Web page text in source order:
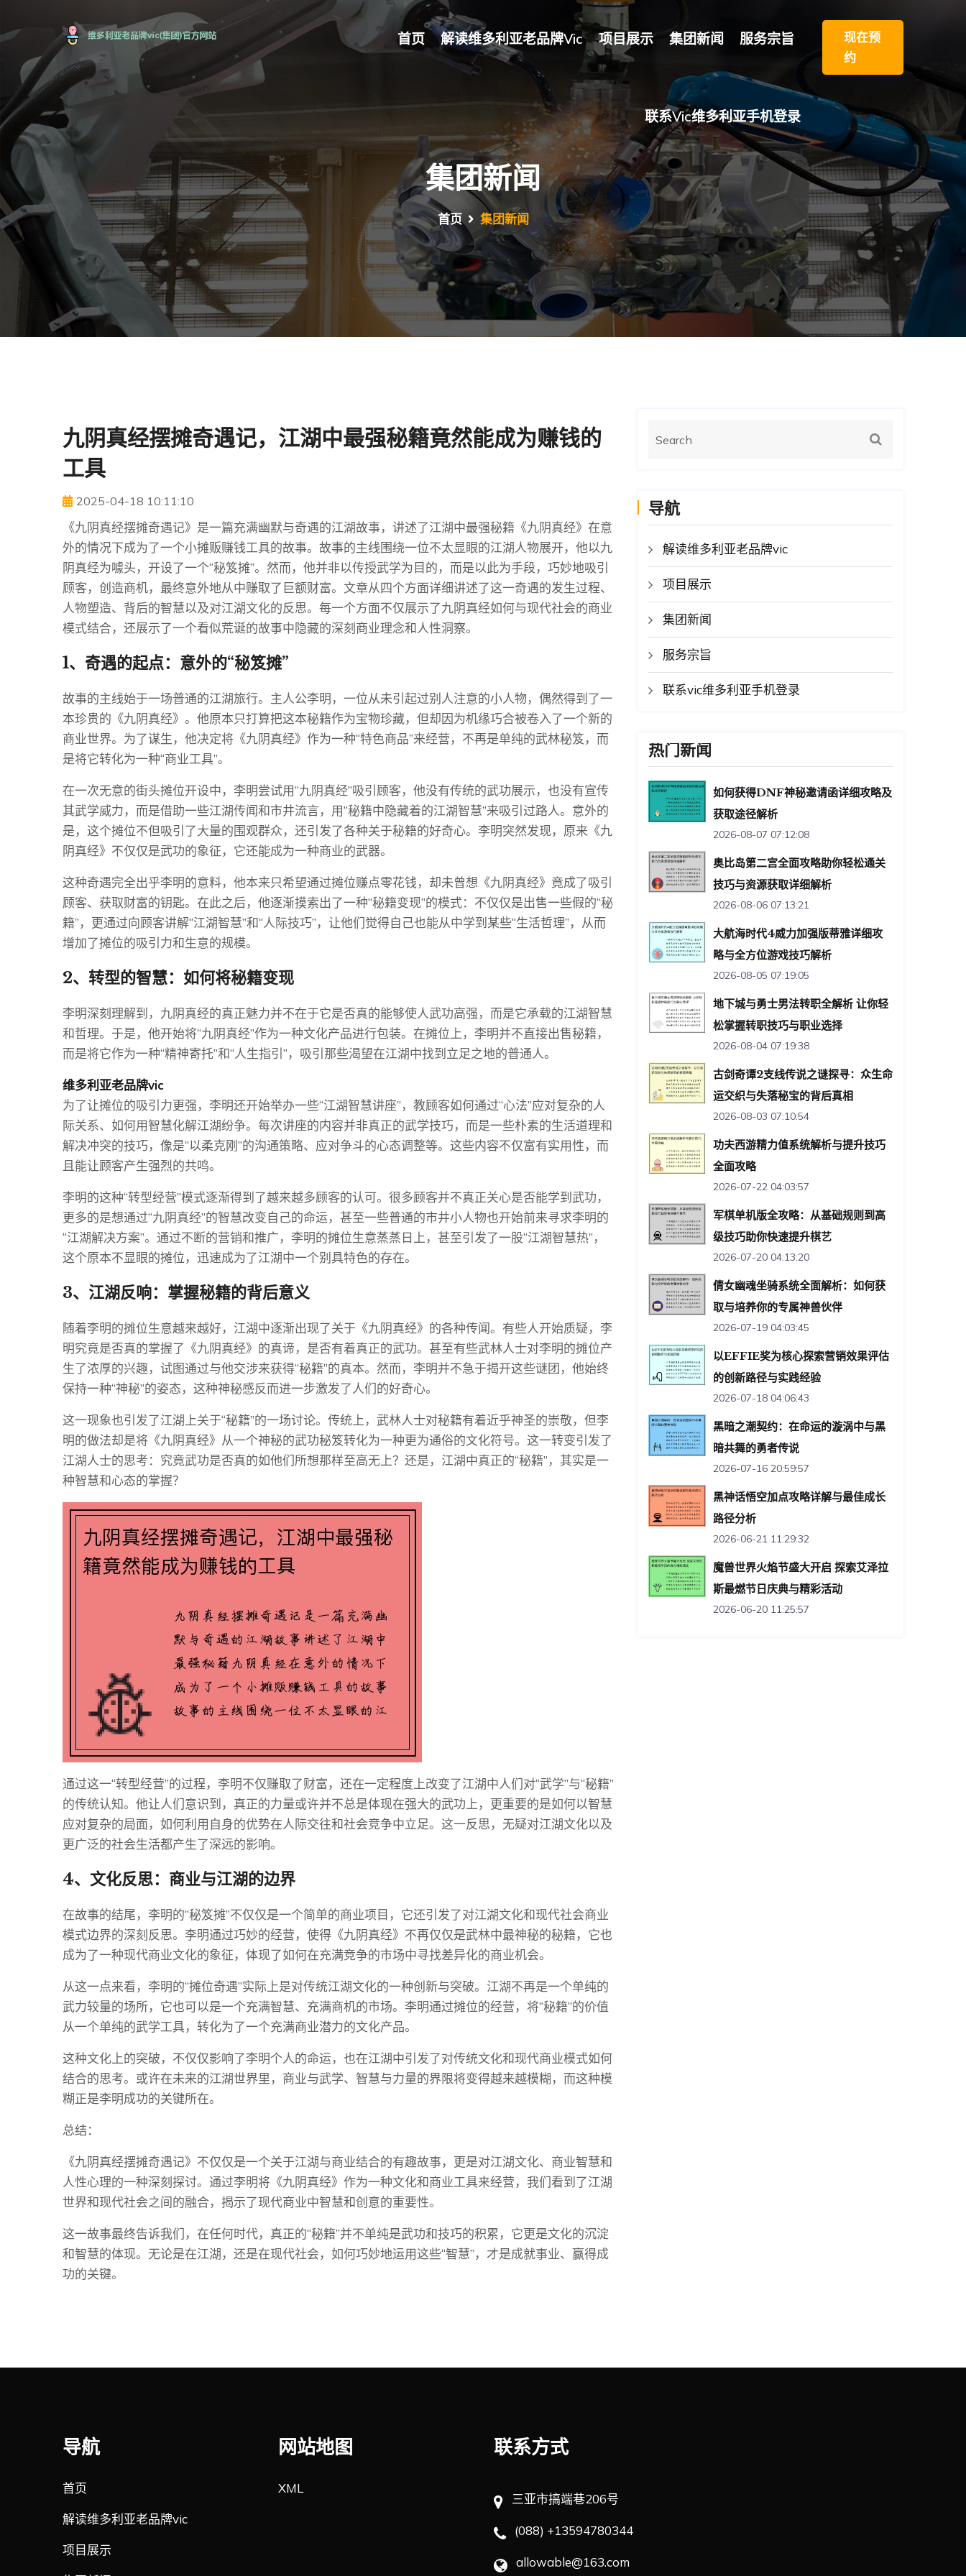
首页 解读维多利亚老品牌vic 项目展示 集团新闻 服务宗旨
联系vic维多利亚手机登录
现在预
约
集团新闻
首页 集团新闻
九阴真经摆摊奇遇记，江湖中最强秘籍竟然能成为赚钱的
工具
2025-04-18 10:11:10
《九阴真经摆摊奇遇记》是一篇充满幽默与奇遇的江湖故事，讲述了江湖中最强秘籍《九阴真经》在意
外的情况下成为了一个小摊贩赚钱工具的故事。故事的主线围绕一位不太显眼的江湖人物展开，他以九
阴真经为噱头，开设了一个“秘笈摊”。然而，他并非以传授武学为目的，而是以此为手段，巧妙地吸引
顾客，创造商机，最终意外地从中赚取了巨额财富。文章从四个方面详细讲述了这一奇遇的发生过程、
人物塑造、背后的智慧以及对江湖文化的反思。每一个方面不仅展示了九阴真经如何与现代社会的商业
模式结合，还展示了一个看似荒诞的故事中隐藏的深刻商业理念和人性洞察。
1、奇遇的起点：意外的“秘笈摊”
故事的主线始于一场普通的江湖旅行。主人公李明，一位从未引起过别人注意的小人物，偶然得到了一
本珍贵的《九阴真经》。他原本只打算把这本秘籍作为宝物珍藏，但却因为机缘巧合被卷入了一个新的
商业世界。为了谋生，他决定将《九阴真经》作为一种“特色商品”来经营，不再是单纯的武林秘笈，而
是将它转化为一种“商业工具”。
在一次无意的街头摊位开设中，李明尝试用“九阴真经”吸引顾客，他没有传统的武功展示，也没有宣传
其武学威力，而是借助一些江湖传闻和市井流言，用“秘籍中隐藏着的江湖智慧”来吸引过路人。意外的
是，这个摊位不但吸引了大量的围观群众，还引发了各种关于秘籍的好奇心。李明突然发现，原来《九
阴真经》不仅仅是武功的象征，它还能成为一种商业的武器。
这种奇遇完全出乎李明的意料，他本来只希望通过摊位赚点零花钱，却未曾想《九阴真经》竟成了吸引
顾客、获取财富的钥匙。在此之后，他逐渐摸索出了一种“秘籍变现”的模式：不仅仅是出售一些假的“秘
籍”，更通过向顾客讲解“江湖智慧”和“人际技巧”，让他们觉得自己也能从中学到某些“生活哲理”，从而
增加了摊位的吸引力和生意的规模。
2、转型的智慧：如何将秘籍变现
李明深刻理解到，九阴真经的真正魅力并不在于它是否真的能够使人武功高强，而是它承载的江湖智慧
和哲理。于是，他开始将“九阴真经”作为一种文化产品进行包装。在摊位上，李明并不直接出售秘籍，
而是将它作为一种“精神寄托”和“人生指引”，吸引那些渴望在江湖中找到立足之地的普通人。
维多利亚老品牌vic
为了让摊位的吸引力更强，李明还开始举办一些“江湖智慧讲座”，教顾客如何通过“心法”应对复杂的人
际关系、如何用智慧化解江湖纷争。每次讲座的内容并非真正的武学技巧，而是一些朴素的生活道理和
解决冲突的技巧，像是“以柔克刚”的沟通策略、应对争斗的心态调整等。这些内容不仅富有实用性，而
且能让顾客产生强烈的共鸣。
李明的这种“转型经营”模式逐渐得到了越来越多顾客的认可。很多顾客并不真正关心是否能学到武功，
更多的是想通过“九阴真经”的智慧改变自己的命运，甚至一些普通的市井小人物也开始前来寻求李明的
“江湖解决方案”。通过不断的营销和推广，李明的摊位生意蒸蒸日上，甚至引发了一股“江湖智慧热”，
这个原本不显眼的摊位，迅速成为了江湖中一个别具特色的存在。
3、江湖反响：掌握秘籍的背后意义
随着李明的摊位生意越来越好，江湖中逐渐出现了关于《九阴真经》的各种传闻。有些人开始质疑，李
明究竟是否真的掌握了《九阴真经》的真谛，是否有着真正的武功。甚至有些武林人士对李明的摊位产
生了浓厚的兴趣，试图通过与他交涉来获得“秘籍”的真本。然而，李明并不急于揭开这些谜团，他始终
保持一种“神秘”的姿态，这种神秘感反而进一步激发了人们的好奇心。
这一现象也引发了江湖上关于“秘籍”的一场讨论。传统上，武林人士对秘籍有着近乎神圣的崇敬，但李
明的做法却是将《九阴真经》从一个神秘的武功秘笈转化为一种更为通俗的文化符号。这一转变引发了
江湖人士的思考：究竟武功是否真的如他们所想那样至高无上？还是，江湖中真正的“秘籍”，其实是一
种智慧和心态的掌握？
通过这一“转型经营”的过程，李明不仅赚取了财富，还在一定程度上改变了江湖中人们对“武学”与“秘籍”
的传统认知。他让人们意识到，真正的力量或许并不总是体现在强大的武功上，更重要的是如何以智慧
应对复杂的局面，如何利用自身的优势在人际交往和社会竞争中立足。这一反思，无疑对江湖文化以及
更广泛的社会生活都产生了深远的影响。
4、文化反思：商业与江湖的边界
在故事的结尾，李明的“秘笈摊”不仅仅是一个简单的商业项目，它还引发了对江湖文化和现代社会商业
模式边界的深刻反思。李明通过巧妙的经营，使得《九阴真经》不再仅仅是武林中最神秘的秘籍，它也
成为了一种现代商业文化的象征，体现了如何在充满竞争的市场中寻找差异化的商业机会。
从这一点来看，李明的“摊位奇遇”实际上是对传统江湖文化的一种创新与突破。江湖不再是一个单纯的
武力较量的场所，它也可以是一个充满智慧、充满商机的市场。李明通过摊位的经营，将“秘籍”的价值
从一个单纯的武学工具，转化为了一个充满商业潜力的文化产品。
这种文化上的突破，不仅仅影响了李明个人的命运，也在江湖中引发了对传统文化和现代商业模式如何
结合的思考。或许在未来的江湖世界里，商业与武学、智慧与力量的界限将变得越来越模糊，而这种模
糊正是李明成功的关键所在。
总结：
《九阴真经摆摊奇遇记》不仅仅是一个关于江湖与商业结合的有趣故事，更是对江湖文化、商业智慧和
人性心理的一种深刻探讨。通过李明将《九阴真经》作为一种文化和商业工具来经营，我们看到了江湖
世界和现代社会之间的融合，揭示了现代商业中智慧和创意的重要性。
这一故事最终告诉我们，在任何时代，真正的“秘籍”并不单纯是武功和技巧的积累，它更是文化的沉淀
和智慧的体现。无论是在江湖，还是在现代社会，如何巧妙地运用这些“智慧”，才是成就事业、赢得成
功的关键。
导航
解读维多利亚老品牌vic
项目展示
集团新闻
服务宗旨
联系vic维多利亚手机登录
热门新闻
如何获得DNF神秘邀请函详细攻略及
获取途径解析
2026-08-07 07:12:08
奥比岛第二宫全面攻略助你轻松通关
技巧与资源获取详细解析
2026-08-06 07:13:21
大航海时代4威力加强版蒂雅详细攻
略与全方位游戏技巧解析
2026-08-05 07:19:05
地下城与勇士男法转职全解析 让你轻
松掌握转职技巧与职业选择
2026-08-04 07:19:38
古剑奇谭2支线传说之谜探寻：众生命
运交织与失落秘宝的背后真相
2026-08-03 07:10:54
功夫西游精力值系统解析与提升技巧
全面攻略
2026-07-22 04:03:57
军棋单机版全攻略：从基础规则到高
级技巧助你快速提升棋艺
2026-07-20 04:13:20
倩女幽魂坐骑系统全面解析：如何获
取与培养你的专属神兽伙伴
2026-07-19 04:03:45
以EFFIE奖为核心探索营销效果评估
的创新路径与实践经验
2026-07-18 04:06:43
黑暗之潮契约：在命运的漩涡中与黑
暗共舞的勇者传说
2026-07-16 20:59:57
黑神话悟空加点攻略详解与最佳成长
路径分析
2026-06-21 11:29:32
魔兽世界火焰节盛大开启 探索艾泽拉
斯最燃节日庆典与精彩活动
2026-06-20 11:25:57
导航
首页
解读维多利亚老品牌vic
项目展示
网站地图
XML
联系方式
三亚市搞端巷206号
(088) +13594780344
allowable@163.com